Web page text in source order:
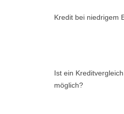
Kredit bei niedrigem
Ist ein
möglich?